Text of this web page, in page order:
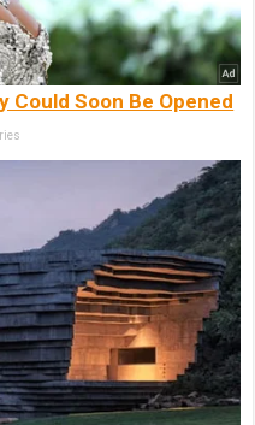
Could Soon Be Opened